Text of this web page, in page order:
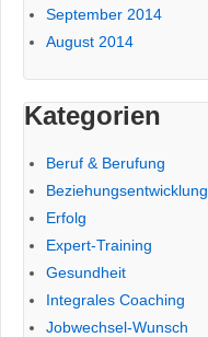
September 2014
August 2014
Kategorien
Beruf & Berufung
Beziehungsentwicklung
Erfolg
Expert-Training
Gesundheit
Integrales Coaching
Jobwechsel-Wunsch